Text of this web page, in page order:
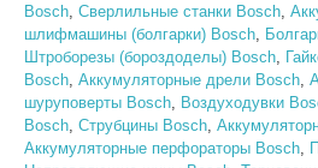
Bosch, Сверлильные станки Bosch,
шлифмашины (болгарки) Bosch,
Штроборезы (бороздоделы) Bosch,
Bosch, Аккумуляторные дрели Bosch,
шуруповерты Bosch, Воздуходувки
Bosch, Струбцины Bosch,
Аккумуляторные перфораторы Bosch,